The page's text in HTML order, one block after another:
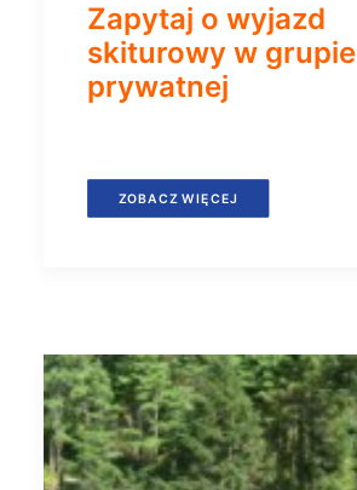
Zapytaj o wyjazd
skiturowy w grupie
prywatnej
ZOBACZ WIĘCEJ